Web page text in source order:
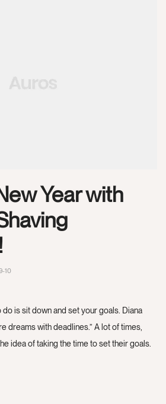
Year with
10
is sit down and set your goals. Diana
dreams with deadlines.” A lot of times,
idea of taking the time to set their goals.